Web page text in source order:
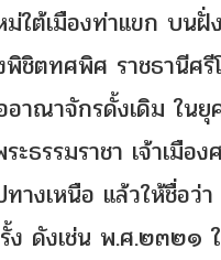
ม่ใต้เมืองท่าแขก บ
ชิตทศพิศ ราชธานีศ
อาณาจักรดั้งเดิม ใ
รมราชา เจ้าเมือง
างเหนือ แล้วให้ชื่อว่
ง ดังเช่น พ.ศ.๒๓๒๑